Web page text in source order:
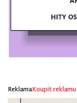
ReklamaKoupit reklamu